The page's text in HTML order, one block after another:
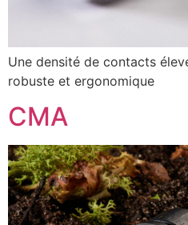
Une densité de contacts
robuste et ergonomique
CMA